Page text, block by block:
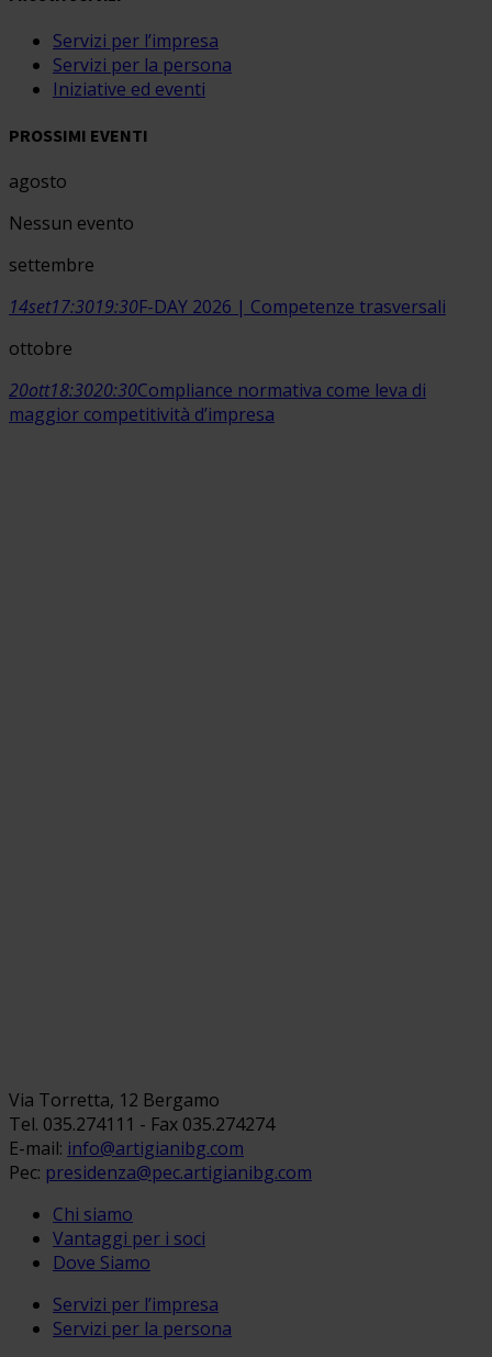
Servizi per l’impresa
Servizi per la persona
Iniziative ed eventi
PROSSIMI EVENTI
agosto
Nessun evento
settembre
14set17:3019:30F-DAY 2026 | Competenze trasversali
ottobre
20ott18:3020:30Compliance normativa come leva di
maggior competitività d’impresa
Via Torretta, 12 Bergamo
Tel. 035.274111 - Fax 035.274274
E-mail: info@artigianibg.com
Pec: presidenza@pec.artigianibg.com
Chi siamo
Vantaggi per i soci
Dove Siamo
Servizi per l’impresa
Servizi per la persona